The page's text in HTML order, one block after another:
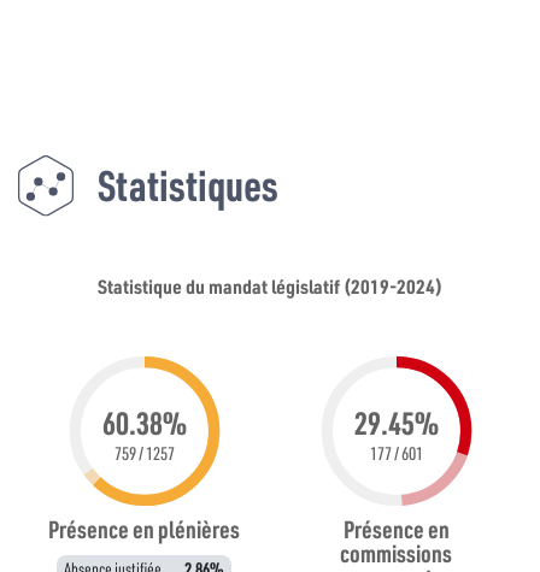
Statistiques
Statistique du mandat législatif (2019-2024)
60.38%
759 / 1257
Présence en plénières
29.45%
177 / 601
Présence en
commissions